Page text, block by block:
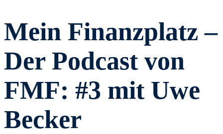
Mein Finanzplatz –
Der Podcast von
FMF: #3 mit Uwe
Becker